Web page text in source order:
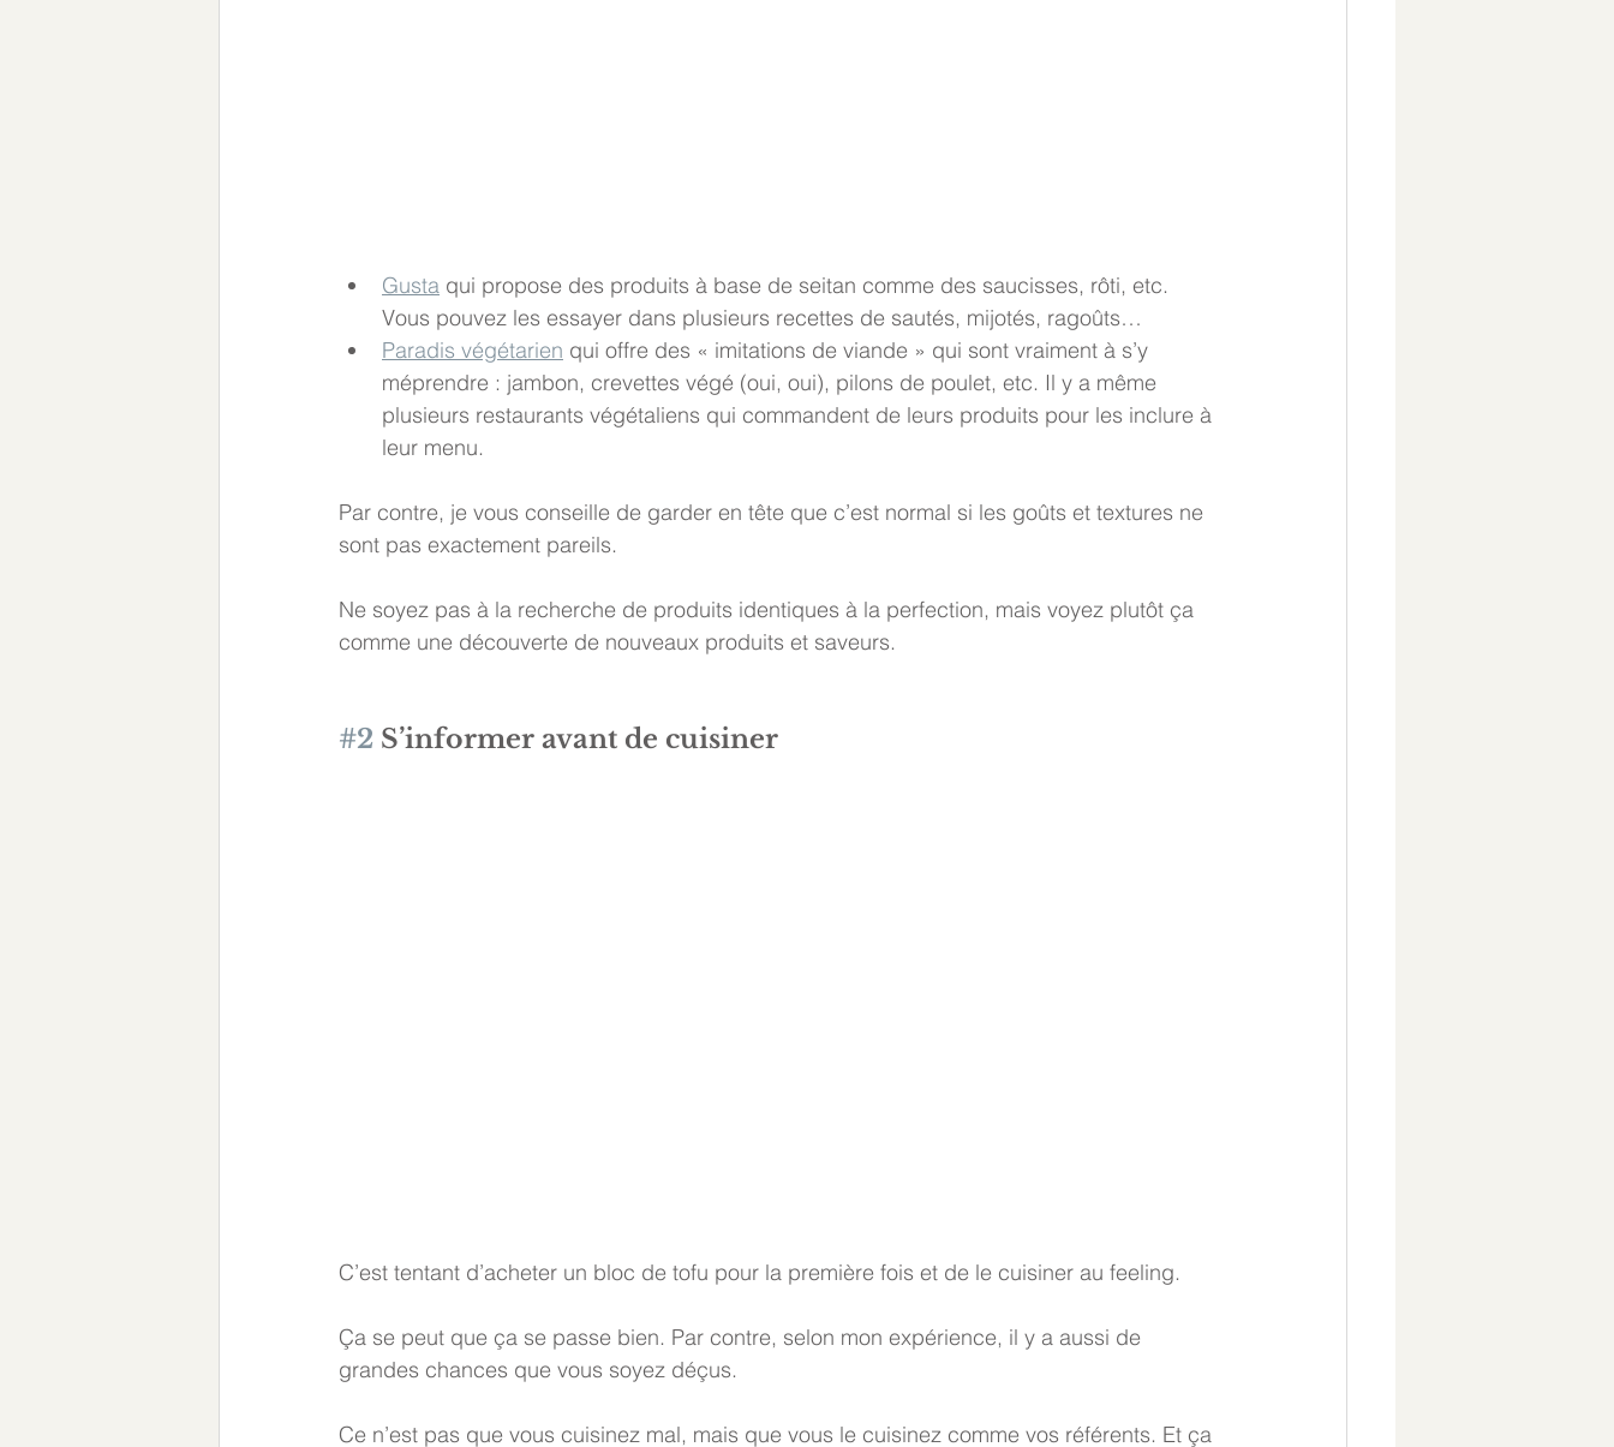
Gusta qui propose des produits à base de seitan comme des saucisses, rôti, etc.
Vous pouvez les essayer dans plusieurs recettes de sautés, mijotés, ragoûts…
Paradis végétarien qui offre des « imitations de viande » qui sont vraiment à s’y
méprendre : jambon, crevettes végé (oui, oui), pilons de poulet, etc. Il y a même
plusieurs restaurants végétaliens qui commandent de leurs produits pour les inclure à
leur menu.
Par contre, je vous conseille de garder en tête que c’est normal si les goûts et textures ne
sont pas exactement pareils.
Ne soyez pas à la recherche de produits identiques à la perfection, mais voyez plutôt ça
comme une découverte de nouveaux produits et saveurs.
#2 S’informer avant de cuisiner
C’est tentant d’acheter un bloc de tofu pour la première fois et de le cuisiner au feeling.
Ça se peut que ça se passe bien. Par contre, selon mon expérience, il y a aussi de
grandes chances que vous soyez déçus.
Ce n’est pas que vous cuisinez mal, mais que vous le cuisinez comme vos référents. Et ça